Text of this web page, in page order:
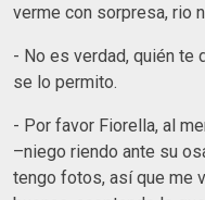
verme con sorpresa, rio
- No es verdad, quién te
se lo permito.
- Por favor Fiorella, al
–niego riendo ante su
tengo fotos, así que me